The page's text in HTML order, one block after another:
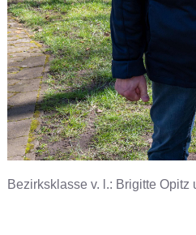
Bezirksklasse v. l.: Brigitte